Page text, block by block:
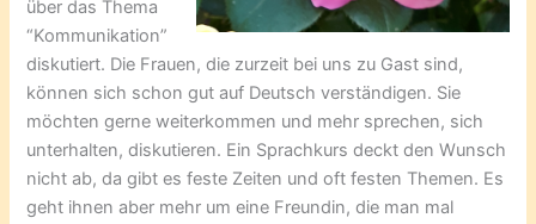
über das Thema
“Kommunikation”
diskutiert. Die Frauen, die zurzeit bei uns zu Gast sind,
können sich schon gut auf Deutsch verständigen. Sie
möchten gerne weiterkommen und mehr sprechen, sich
unterhalten, diskutieren. Ein Sprachkurs deckt den Wunsch
nicht ab, da gibt es feste Zeiten und oft festen Themen. Es
geht ihnen aber mehr um eine Freundin, die man mal